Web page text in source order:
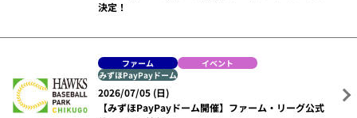
決定！
ファーム
イベント
みずほPayPayドーム
2026/07/05 (日)
【みずほPayPayドーム開催】ファーム・リーグ公式